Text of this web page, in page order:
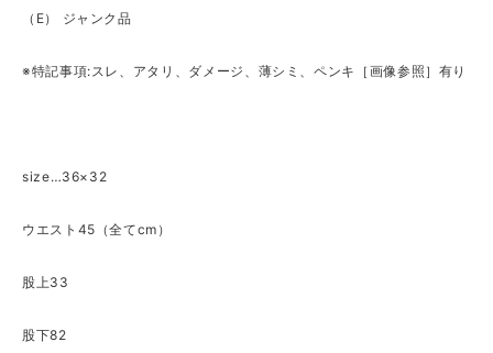
（E） ジャンク品
※特記事項:スレ、アタリ、ダメージ、薄シミ、ペンキ［画像参照］有り
size…36×32
ウエスト45（全てcm）
股上33
股下82